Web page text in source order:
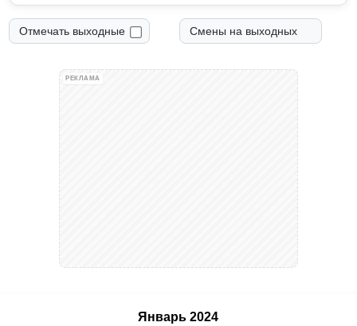
Отмечать выходные Смены на выходных
РЕКЛАМА
Январь 2024